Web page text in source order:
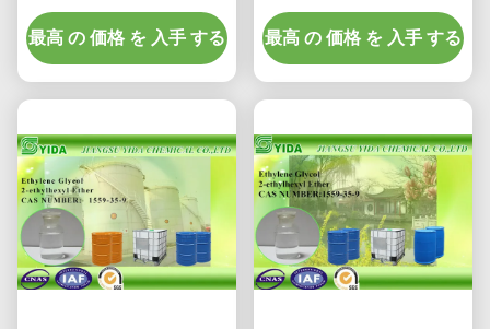
リコール 2-エチルヘキシ
ル のエーテル
最高 の 価格 を 入手 する
Ethylhexylのエーテル
Cas数1559-35-9
最高 の 価格 を 入手 する